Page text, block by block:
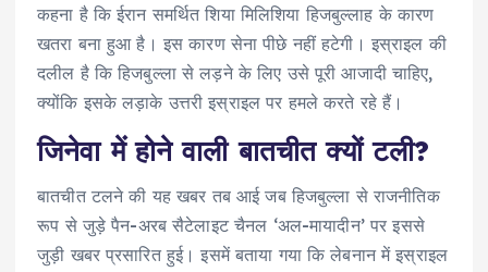
कहना है कि ईरान समर्थित शिया मिलिशिया हिजबुल्लाह के कारण
खतरा बना हुआ है। इस कारण सेना पीछे नहीं हटेगी। इस्राइल की
दलील है कि हिजबुल्ला से लड़ने के लिए उसे पूरी आजादी चाहिए,
क्योंकि इसके लड़ाके उत्तरी इस्राइल पर हमले करते रहे हैं।
जिनेवा में होने वाली बातचीत क्यों टली?
बातचीत टलने की यह खबर तब आई जब हिजबुल्ला से राजनीतिक
रूप से जुड़े पैन-अरब सैटेलाइट चैनल ‘अल-मायादीन’ पर इससे
जुड़ी खबर प्रसारित हुई। इसमें बताया गया कि लेबनान में इस्राइल